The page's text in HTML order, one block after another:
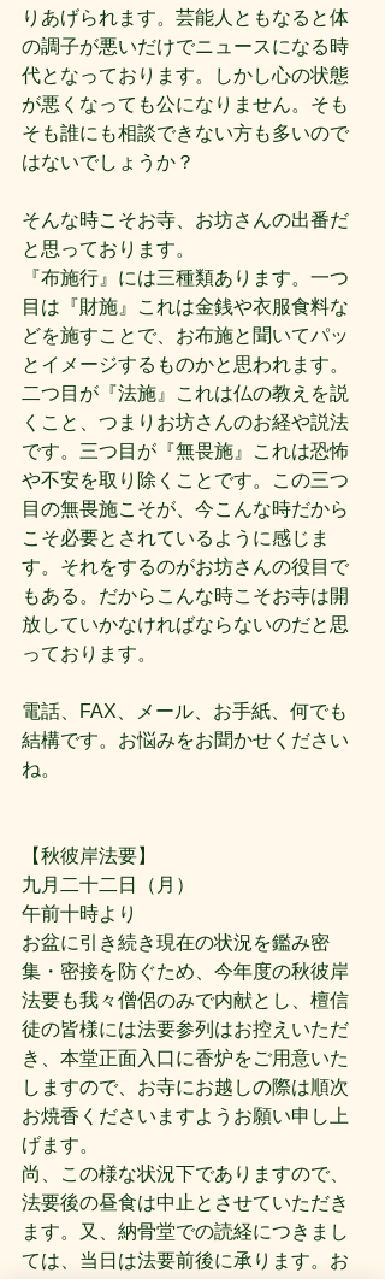
りあげられます。芸能人ともなると体
の調子が悪いだけでニュースになる時
代となっております。しかし心の状態
が悪くなっても公になりません。そも
そも誰にも相談できない方も多いので
はないでしょうか？
そんな時こそお寺、お坊さんの出番だ
と思っております。
『布施行』には三種類あります。一つ
目は『財施』これは金銭や衣服食料な
どを施すことで、お布施と聞いてパッ
とイメージするものかと思われます。
二つ目が『法施』これは仏の教えを説
くこと、つまりお坊さんのお経や説法
です。三つ目が『無畏施』これは恐怖
や不安を取り除くことです。この三つ
目の無畏施こそが、今こんな時だから
こそ必要とされているように感じま
す。それをするのがお坊さんの役目で
もある。だからこんな時こそお寺は開
放していかなければならないのだと思
っております。
電話、FAX、メール、お手紙、何でも
結構です。お悩みをお聞かせください
ね。
【秋彼岸法要】
九月二十二日（月）
午前十時より
お盆に引き続き現在の状況を鑑み密
集・密接を防ぐため、今年度の秋彼岸
法要も我々僧侶のみで内献とし、檀信
徒の皆様には法要参列はお控えいただ
き、本堂正面入口に香炉をご用意いた
しますので、お寺にお越しの際は順次
お焼香くださいますようお願い申し上
げます。
尚、この様な状況下でありますので、
法要後の昼食は中止とさせていただき
ます。又、納骨堂での読経につきまし
ては、当日は法要前後に承ります。お